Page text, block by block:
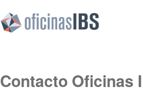
Contacto Oficinas